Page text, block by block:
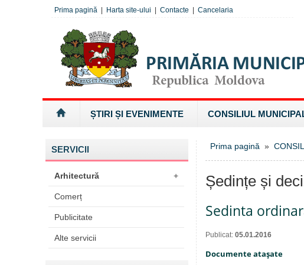
Prima pagină Harta site-ului Contacte Cancelaria
ȘTIRI ȘI EVENIMENTE CONSILIUL
SERVICII
Arhitectură +
Comerț
Publicitate
Alte servicii
Prima pagină »
Ședințe și
Sedinta
Publicat: 05.01.2016
Documente ataşate